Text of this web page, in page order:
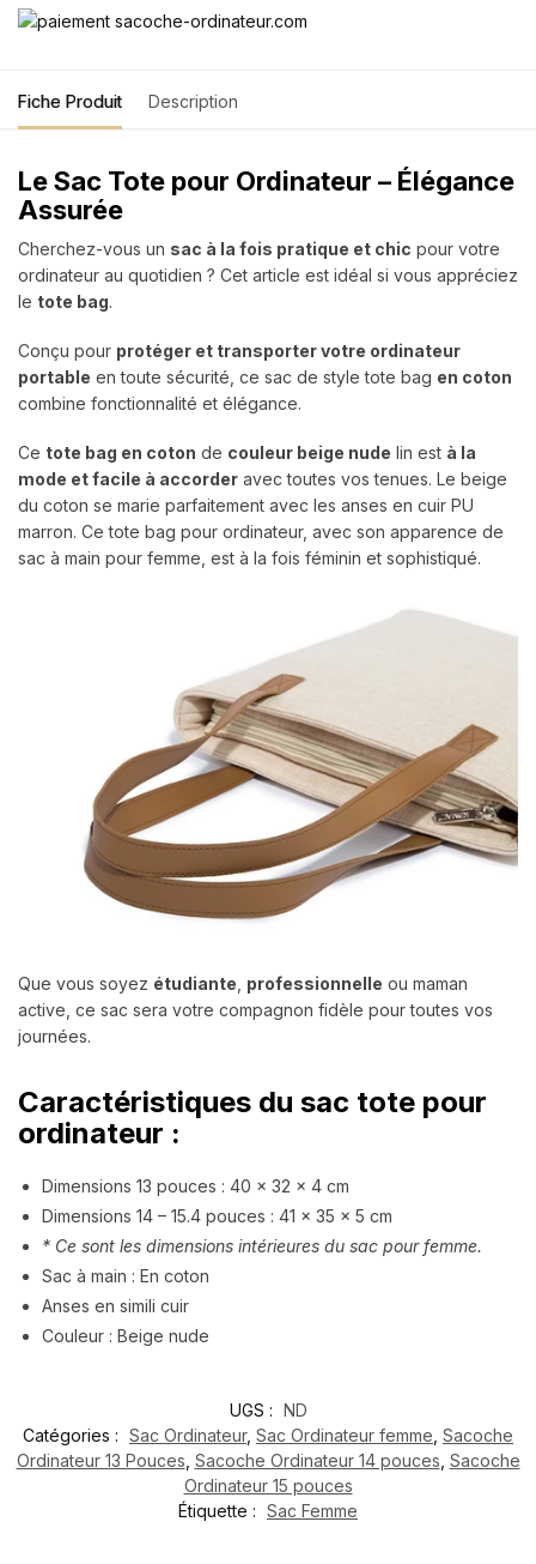
Fiche Produit Description
Le Sac Tote pour Ordinateur – Élégance
Assurée
Cherchez-vous un sac à la fois pratique et chic pour votre
ordinateur au quotidien ? Cet article est idéal si vous appréciez
le tote bag.
Conçu pour protéger et transporter votre ordinateur
portable en toute sécurité, ce sac de style tote bag en coton
combine fonctionnalité et élégance.
Ce tote bag en coton de couleur beige nude lin est à la
mode et facile à accorder avec toutes vos tenues. Le beige
du coton se marie parfaitement avec les anses en cuir PU
marron. Ce tote bag pour ordinateur, avec son apparence de
sac à main pour femme, est à la fois féminin et sophistiqué.
Que vous soyez étudiante professionnelle ou maman
active, ce sac sera votre compagnon fidèle pour toutes vos
journées.
Caractéristiques du sac tote pour
ordinateur :
Dimensions 13 pouces : 40 x 32 x 4 cm
Dimensions 14 – 15.4 pouces : 41 x 35 x 5 cm
* Ce sont les dimensions intérieures du sac pour femme.
Sac à main : En coton
Anses en simili cuir
Couleur : Beige nude
UGS : ND
Catégories : Sac Ordinateur, Sac Ordinateur femme Sacoche
Ordinateur 13 Pouces Sacoche Ordinateur 14 pouces Sacoche
Ordinateur 15 pouces
Étiquette : Sac Femme